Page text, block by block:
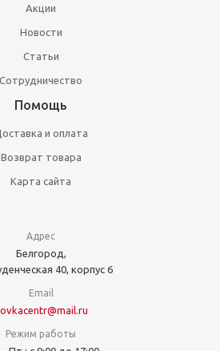
Акции
Новости
Статьи
Сотрудничество
Помощь
и оплата
Возврат товара
Карта сайта
Адрес
Белгород,
40, корпус 6
Email
Режим работы